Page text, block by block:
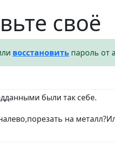
своё
восстановить пароль от
были так себе.
на